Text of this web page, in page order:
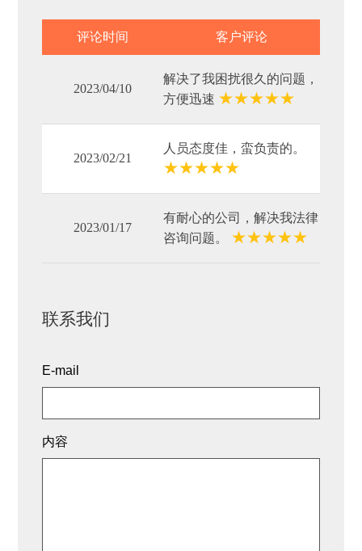
评论时间 客户评论
2023/04/10
解决了我困扰很久的问题，
方便迅速 ★★★★★
2023/02/21
人员态度佳，蛮负责的。
★★★★★
2023/01/17
有耐心的公司，解决我法律
咨询问题。 ★★★★★
联系我们
E-mail
内容